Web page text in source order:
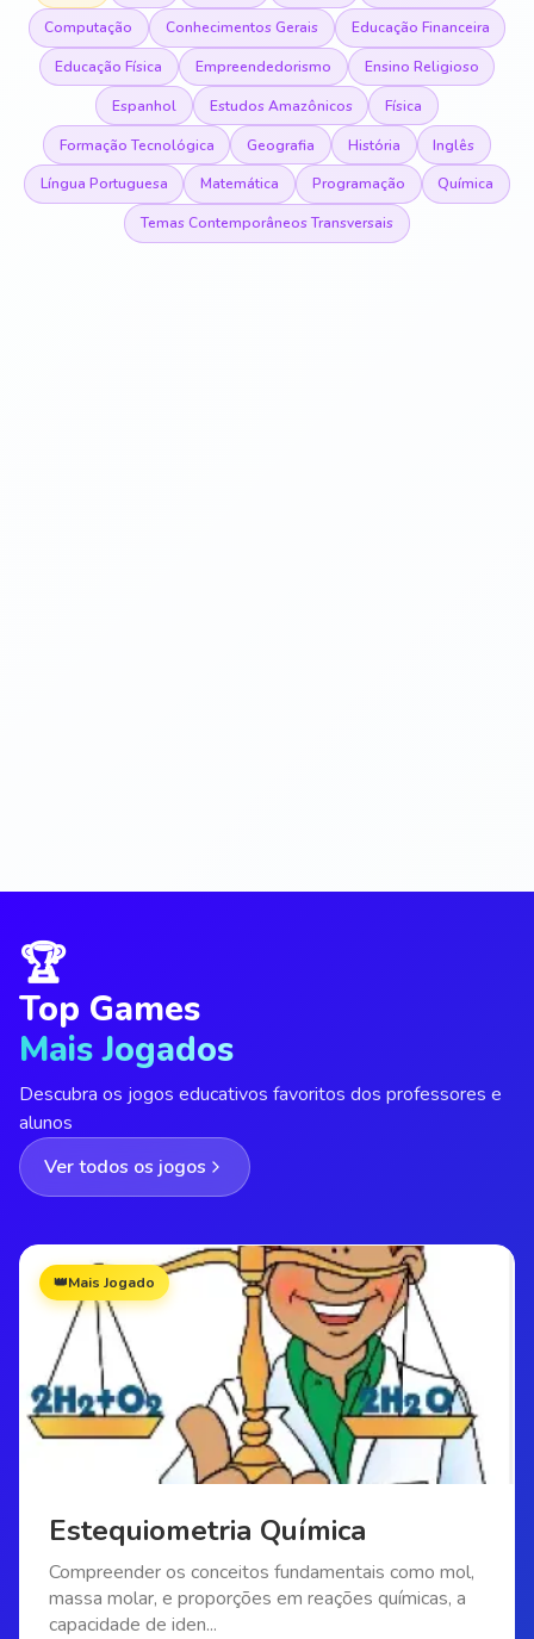
Computação Conhecimentos Gerais Educação Financeira
Educação Física Empreendedorismo Ensino Religioso
Espanhol Estudos Amazônicos Física
Formação Tecnológica Geografia História Inglês
Língua Portuguesa Matemática Programação Química
Temas Contemporâneos Transversais
🏆
Top Games
Mais Jogados
Descubra os jogos educativos favoritos dos professores e
alunos
Ver todos os jogos
👑Mais Jogado
Estequiometria Química
Compreender os conceitos fundamentais como mol,
massa molar, e proporções em reações químicas, a
capacidade de iden...